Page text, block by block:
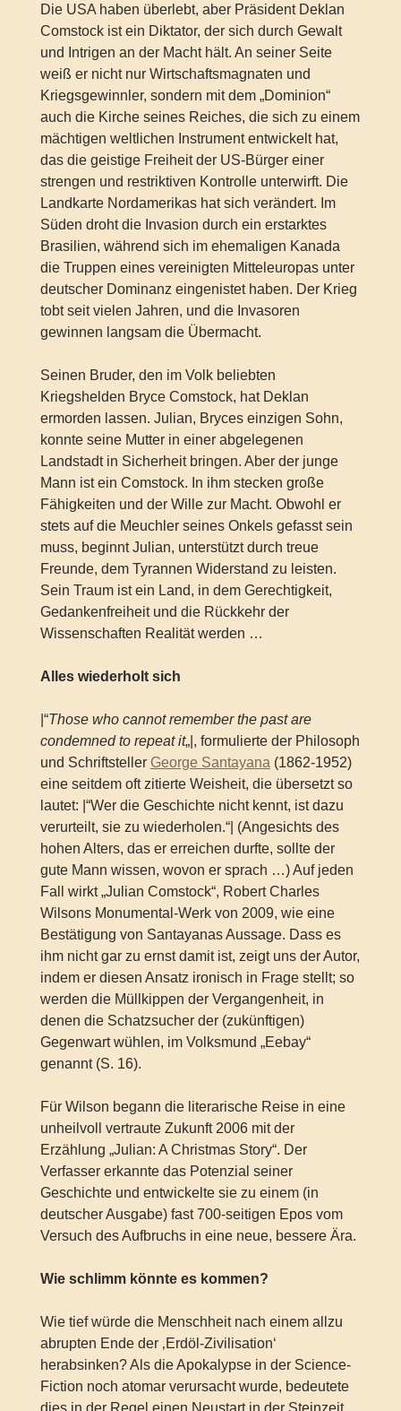
Die USA haben überlebt, aber Präsident Deklan
Comstock ist ein Diktator, der sich durch Gewalt
und Intrigen an der Macht hält. An seiner Seite
weiß er nicht nur Wirtschaftsmagnaten und
Kriegsgewinnler, sondern mit dem „Dominion“
auch die Kirche seines Reiches, die sich zu einem
mächtigen weltlichen Instrument entwickelt hat,
das die geistige Freiheit der US-Bürger einer
strengen und restriktiven Kontrolle unterwirft. Die
Landkarte Nordamerikas hat sich verändert. Im
Süden droht die Invasion durch ein erstarktes
Brasilien, während sich im ehemaligen Kanada
die Truppen eines vereinigten Mitteleuropas unter
deutscher Dominanz eingenistet haben. Der Krieg
tobt seit vielen Jahren, und die Invasoren
gewinnen langsam die Übermacht.
Seinen Bruder, den im Volk beliebten
Kriegshelden Bryce Comstock, hat Deklan
ermorden lassen. Julian, Bryces einzigen Sohn,
konnte seine Mutter in einer abgelegenen
Landstadt in Sicherheit bringen. Aber der junge
Mann ist ein Comstock. In ihm stecken große
Fähigkeiten und der Wille zur Macht. Obwohl er
stets auf die Meuchler seines Onkels gefasst sein
muss, beginnt Julian, unterstützt durch treue
Freunde, dem Tyrannen Widerstand zu leisten.
Sein Traum ist ein Land, in dem Gerechtigkeit,
Gedankenfreiheit und die Rückkehr der
Wissenschaften Realität werden …
Alles wiederholt sich
|“Those who cannot remember the past are
condemned to repeat it„|, formulierte der Philosoph
und Schriftsteller George Santayana (1862-1952)
eine seitdem oft zitierte Weisheit, die übersetzt so
lautet: |“Wer die Geschichte nicht kennt, ist dazu
verurteilt, sie zu wiederholen.“| (Angesichts des
hohen Alters, das er erreichen durfte, sollte der
gute Mann wissen, wovon er sprach …) Auf jeden
Fall wirkt „Julian Comstock“, Robert Charles
Wilsons Monumental-Werk von 2009, wie eine
Bestätigung von Santayanas Aussage. Dass es
ihm nicht gar zu ernst damit ist, zeigt uns der Autor,
indem er diesen Ansatz ironisch in Frage stellt; so
werden die Müllkippen der Vergangenheit, in
denen die Schatzsucher der (zukünftigen)
Gegenwart wühlen, im Volksmund „Eebay“
genannt (S. 16).
Für Wilson begann die literarische Reise in eine
unheilvoll vertraute Zukunft 2006 mit der
Erzählung „Julian: A Christmas Story“. Der
Verfasser erkannte das Potenzial seiner
Geschichte und entwickelte sie zu einem (in
deutscher Ausgabe) fast 700-seitigen Epos vom
Versuch des Aufbruchs in eine neue, bessere Ära.
Wie schlimm könnte es kommen?
Wie tief würde die Menschheit nach einem allzu
abrupten Ende der ‚Erdöl-Zivilisation‘
herabsinken? Als die Apokalypse in der Science-
Fiction noch atomar verursacht wurde, bedeutete
dies in der Regel einen Neustart in der Steinzeit.